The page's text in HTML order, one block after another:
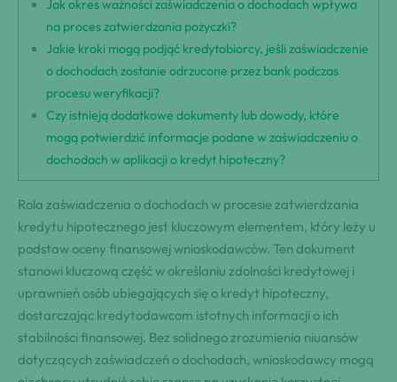
Jak okres ważności zaświadczenia o dochodach wpływa
na proces zatwierdzania pożyczki?
Jakie kroki mogą podjąć kredytobiorcy, jeśli zaświadczenie
o dochodach zostanie odrzucone przez bank podczas
procesu weryfikacji?
Czy istnieją dodatkowe dokumenty lub dowody, które
mogą potwierdzić informacje podane w zaświadczeniu o
dochodach w aplikacji o kredyt hipoteczny?
Rola zaświadczenia o dochodach w procesie zatwierdzania
kredytu hipotecznego jest kluczowym elementem, który leży u
podstaw oceny finansowej wnioskodawców. Ten dokument
stanowi kluczową część w określaniu zdolności kredytowej i
uprawnień osób ubiegających się o kredyt hipoteczny,
dostarczając kredytodawcom istotnych informacji o ich
stabilności finansowej. Bez solidnego zrozumienia niuansów
dotyczących zaświadczeń o dochodach, wnioskodawcy mogą